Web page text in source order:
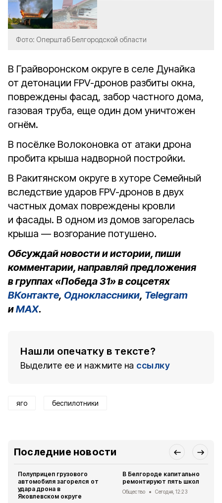
Фото: Оперштаб Белгородской области
В Грайворонском округе в селе Дунайка
от детонации FPV-дронов разбиты окна,
повреждены фасад, забор частного дома,
газовая труба, еще один дом уничтожен
огнём.
В посёлке Волоконовка от атаки дрона
пробита крыша надворной постройки.
В Ракитянском округе в хуторе Семейный
вследствие ударов FPV-дронов в двух
частных домах повреждены кровли
и фасады. В одном из домов загорелась
крыша — возгорание потушено.
Обсуждай новости и истории, пиши
комментарии, направляй предложения
в группах «Победа 31» в соцсетях
ВКонтакте, Одноклассники, Telegram
иMAX.
Нашли опечатку в тексте?
Выделите ее и нажмите на ссылку
яго беспилотники
Последние новости
Полуприцеп грузового
автомобиля загорелся от
удара дрона в
Яковлевском округе
В Белгороде капитально
ремонтируют пять школ
Общество Сегодня, 12:23